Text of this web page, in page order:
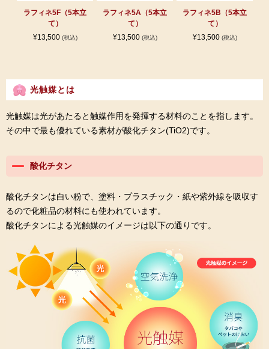
ラフィネ5F（5本立
て）
¥13,500 (税込)
ラフィネ5A（5本立
て）
¥13,500 (税込)
ラフィネ5B（5本立
て）
¥13,500 (税込)
光触媒とは
光触媒は光があたると触媒作用を発揮する材料のことを指します。
その中で最も優れている素材が酸化チタン(TiO2)です。
酸化チタン
酸化チタンは白い粉で、塗料・プラスチック・紙や紫外線を吸収す
るので化粧品の材料にも使われています。
酸化チタンによる光触媒のイメージは以下の通りです。